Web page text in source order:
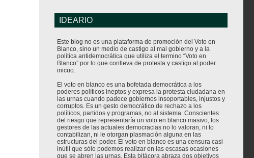
IDEARIO
Este blog no es una plataforma de promoción del Voto en
Blanco, sino un medio de castigo al mal gobierno y a la
política antidemocrática que utiliza el termino “Voto en
Blanco” por lo que conlleva de protesta y castigo al poder
inicuo.
El voto en blanco es una bofetada democrática a los
poderes políticos ineptos y expresa la protesta ciudadana en
las urnas cuando padece gobiernos insoportables, injustos y
corruptos. Es un gesto democrático de rechazo a los
políticos, partidos y programas, no al sistema. Conscientes
del riesgo que representaría un voto en blanco masivo, los
gestores de las actuales democracias no lo valoran, ni lo
contabilizan, ni le otorgan plasmación alguna en las
estructuras del poder. El voto en blanco es una censura casi
inútil que sólo podemos realizar en las escasas ocasiones
que se abren las urnas. Esta bitácora abraza dos objetivos